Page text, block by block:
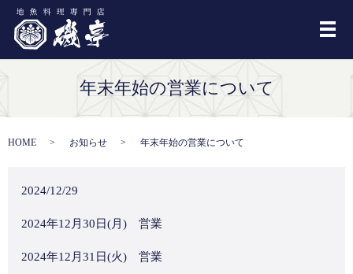
メ
年末年始の営業について
HOME お知らせ 年末年始の営業について
2024/12/29
2024年12月30日(月) 営業
2024年12月31日(火) 営業